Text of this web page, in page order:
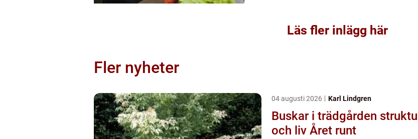
Läs fler inlägg här
Fler nyheter
04 augusti 2026 Karl Lindgren
Buskar i trädgården struktur, färg
och liv Året runt